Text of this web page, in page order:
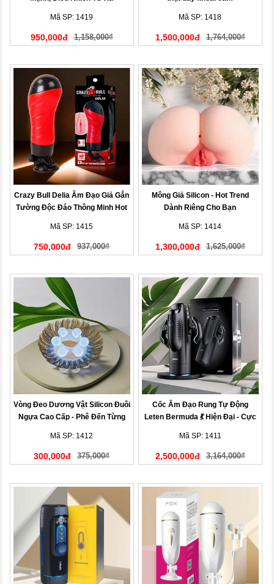
Mã SP: 1419
950,000đ 1,158,000₫
Mã SP: 1418
1,500,000đ 1,764,000₫
Crazy Bull Delia Âm Đạo Giả Gắn
Tường Độc Đáo Thông Minh Hot
Mã SP: 1415
750,000đ 937,000₫
Mông Giả Silicon - Hot Trend
Dành Riêng Cho Bạn
Mã SP: 1414
1,300,000đ 1,625,000₫
Vòng Đeo Dương Vật Silicon Đuôi
Ngựa Cao Cấp - Phê Đến Từng
Mã SP: 1412
300,000đ 375,000₫
Cốc Âm Đạo Rung Tự Động
Leten Bermuda 💃 Hiện Đại - Cực
Mã SP: 1411
2,500,000đ 3,164,000₫